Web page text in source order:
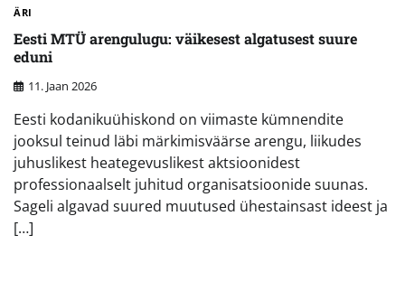
ÄRI
Eesti MTÜ arengulugu: väikesest algatusest suure
eduni
11. Jaan 2026
Eesti kodanikuühiskond on viimaste kümnendite
jooksul teinud läbi märkimisväärse arengu, liikudes
juhuslikest heategevuslikest aktsioonidest
professionaalselt juhitud organisatsioonide suunas.
Sageli algavad suured muutused ühestainsast ideest ja
[…]